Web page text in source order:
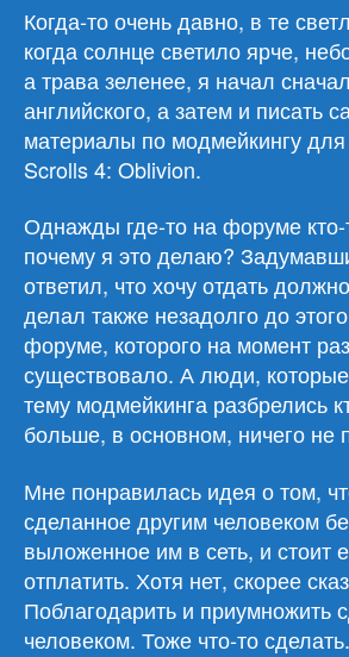
Когда-то очень давно, в те
когда солнце светило ярче,
а трава зеленее, я начал
английского, а затем и писать
материалы по модмейкингу
Scrolls 4: Oblivion.
Однажды где-то на форуме кто-
почему я это делаю?
ответил, что хочу отдать
делал также незадолго до
форуме, которого на момент
существовало. А люди,
тему модмейкинга разбрелись
больше, в основном, ничего не
Мне понравилась идея о том,
сделанное другим человеком
выложенное им в сеть, и стоит
отплатить. Хотя нет, скорее
Поблагодарить и приумножить
человеком. Тоже что-то